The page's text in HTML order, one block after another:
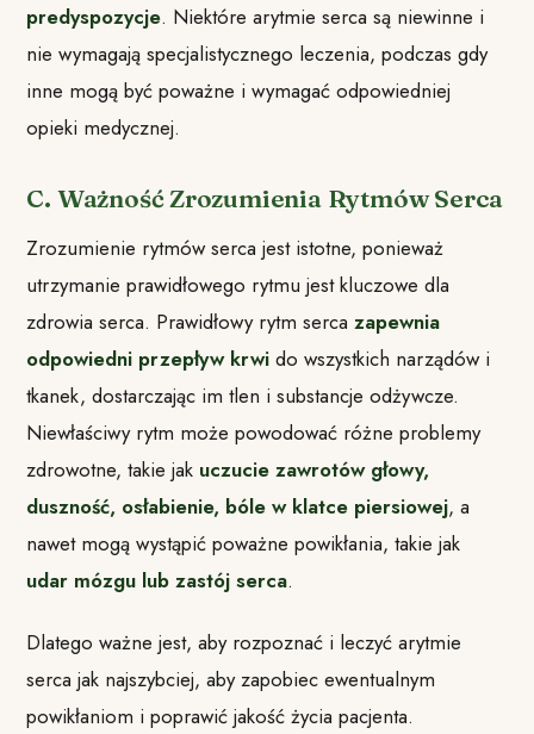
predyspozycje. Niektóre arytmie serca są niewinne i
nie wymagają specjalistycznego leczenia, podczas gdy
inne mogą być poważne i wymagać odpowiedniej
opieki medycznej.
C. Ważność Zrozumienia Rytmów Serca
Zrozumienie rytmów serca jest istotne, ponieważ
utrzymanie prawidłowego rytmu jest kluczowe dla
zdrowia serca. Prawidłowy rytm sercazapewnia
odpowiedni przepływ krwi do wszystkich narządów i
tkanek, dostarczając im tlen i substancje odżywcze.
Niewłaściwy rytm może powodować różne problemy
zdrowotne, takie jak uczucie zawrotów głowy,
duszność, osłabienie, bóle w klatce piersiowej, a
nawet mogą wystąpić poważne powikłania, takie jak
udar mózgu lub zastój serca.
Dlatego ważne jest, aby rozpoznać i leczyć arytmie
serca jak najszybciej, aby zapobiec ewentualnym
powikłaniom i poprawić jakość życia pacjenta.